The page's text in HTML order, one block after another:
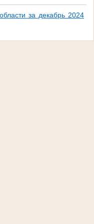
за декабрь 2024